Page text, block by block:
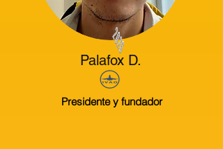
Palafox D.
Presidente y fundador